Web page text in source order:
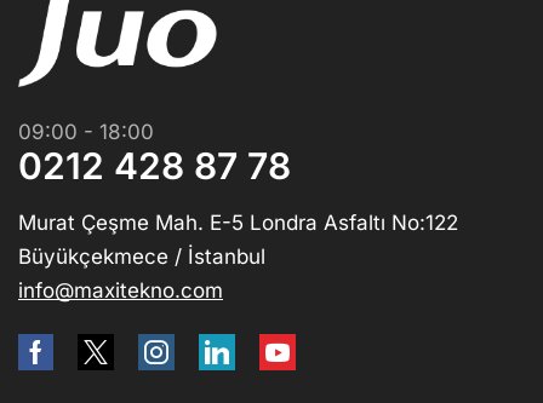
09:00 - 18:00
0212 428 87 78
Murat Çeşme Mah. E-5 Londra Asfaltı No:122
Büyükçekmece / İstanbul
info@maxitekno.com